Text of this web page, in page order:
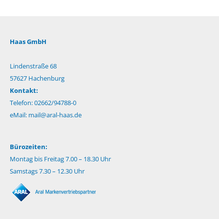
Haas GmbH
Lindenstraße 68
57627 Hachenburg
Kontakt:
Telefon: 02662/94788-0
eMail: mail@aral-haas.de
Bürozeiten:
Montag bis Freitag 7.00 – 18.30 Uhr
Samstags 7.30 – 12.30 Uhr